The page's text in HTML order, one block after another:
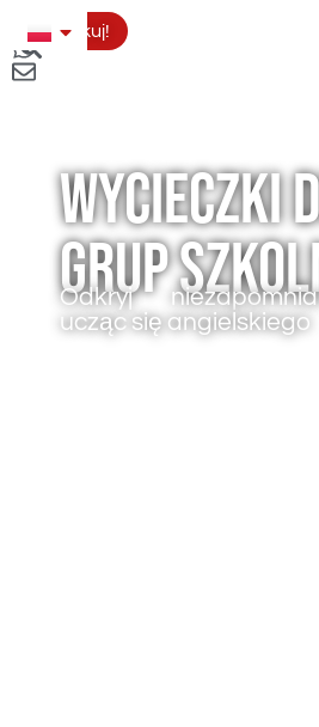
Aplikuj!
Wycieczki
grup
Odkryj
ucząc się angielskiego